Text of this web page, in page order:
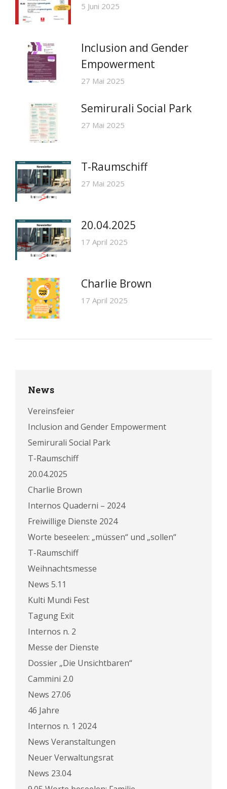
5 Juni 2025
Inclusion and Gender
Empowerment
27 Mai 2025
Semirurali Social Park
27 Mai 2025
T-Raumschiff
27 Mai 2025
20.04.2025
17 April 2025
Charlie Brown
17 April 2025
News
Vereinsfeier
Inclusion and Gender Empowerment
Semirurali Social Park
T-Raumschiff
20.04.2025
Charlie Brown
Internos Quaderni – 2024
Freiwillige Dienste 2024
Worte beseelen: „müssen“ und „sollen“
T-Raumschiff
Weihnachtsmesse
News 5.11
Kulti Mundi Fest
Tagung Exit
Internos n. 2
Messe der Dienste
Dossier „Die Unsichtbaren“
Cammini 2.0
News 27.06
46 Jahre
Internos n. 1 2024
News Veranstaltungen
Neuer Verwaltungsrat
News 23.04